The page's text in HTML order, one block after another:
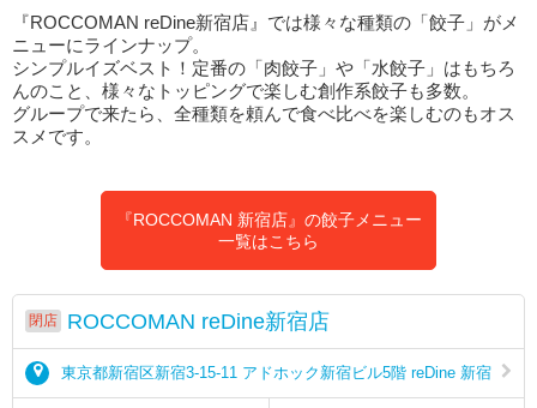
『ROCCOMAN reDine新宿店』では様々な種類の「餃子」がメ
ニューにラインナップ。
シンプルイズベスト！定番の「肉餃子」や「水餃子」はもちろ
んのこと、様々なトッピングで楽しむ創作系餃子も多数。
グループで来たら、全種類を頼んで食べ比べを楽しむのもオス
スメです。
『ROCCOMAN 新宿店』の餃子メニュー
一覧はこちら
閉店 ROCCOMAN reDine新宿店
東京都新宿区新宿3-15-11 アドホック新宿ビル5階 reDine 新宿